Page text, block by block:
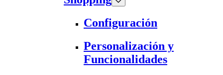
Configuración
Personalización y
Funcionalidades